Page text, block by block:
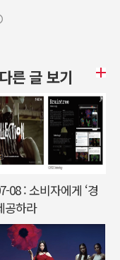
른 글 보기
08 : 소비자에게 ‘경
공하라